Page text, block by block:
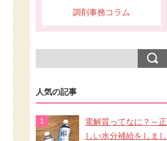
調剤事務コラム
人気の記事
電解質ってなに？～正
しい水分補給をしまし